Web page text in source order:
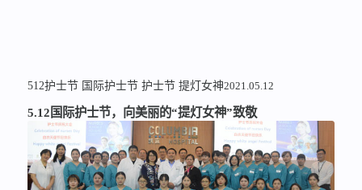
512护士节 国际护士节 护士节 提灯女神2021.05.12
5.12国际护士节，向美丽的“提灯女神”致敬